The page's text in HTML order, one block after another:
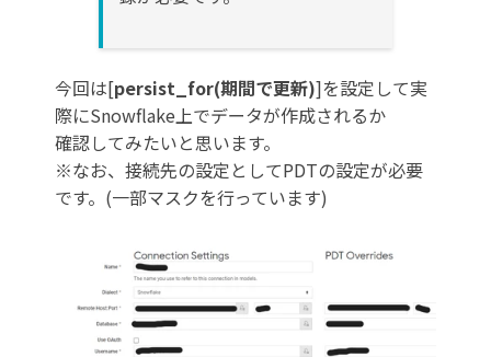
今回は[persist_for(期間で更新)]を設定して実
際にSnowflake上でデータが作成されるか
確認してみたいと思います。
※なお、接続先の設定としてPDTの設定が必要
です。(一部マスクを行っています)